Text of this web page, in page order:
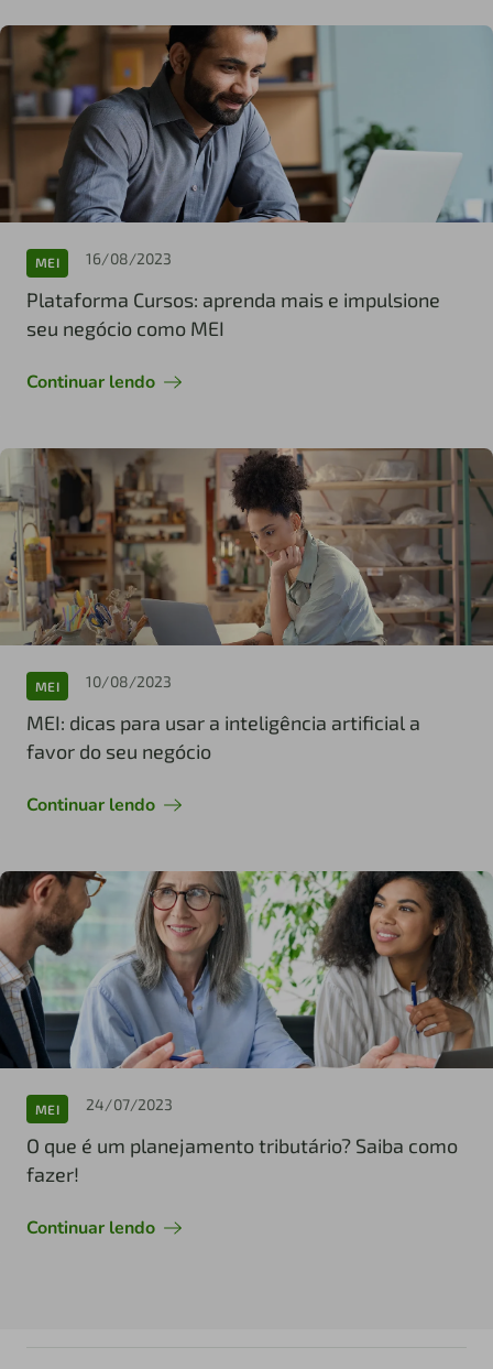
MEI 16/08/2023
Plataforma Cursos: aprenda mais e impulsione
seu negócio como MEI
Continuar lendo
MEI 10/08/2023
MEI: dicas para usar a inteligência artificial a
favor do seu negócio
Continuar lendo
MEI 24/07/2023
O que é um planejamento tributário? Saiba como
fazer!
Continuar lendo